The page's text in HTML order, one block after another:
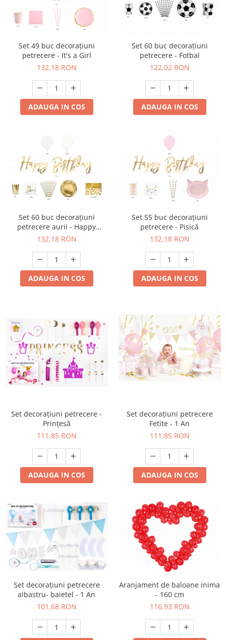
Set 49 buc decorațiuni
petrecere - It's a Girl
132,18 RON
ADAUGA IN COS
Set 60 buc decorațiuni
petrecere - Fotbal
122,02 RON
ADAUGA IN COS
Set 60 buc decorațiuni
petrecere aurii - Happy
Birthday
132,18 RON
ADAUGA IN COS
Set 55 buc decorațiuni
petrecere - Pisică
132,18 RON
ADAUGA IN COS
Set decorațiuni petrecere -
Prințesă
111,85 RON
ADAUGA IN COS
Set decorațiuni petrecere
Fetite - 1 An
111,85 RON
ADAUGA IN COS
Set decorațiuni petrecere
albastru- baietel - 1 An
101,68 RON
Aranjament de baloane inima
- 160 cm
116,93 RON